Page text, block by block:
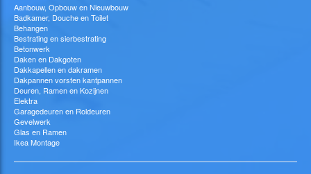
Aanbouw, Opbouw en Nieuwbouw
Badkamer, Douche en Toilet
Behangen
Bestrating en sierbestrating
Betonwerk
Daken en Dakgoten
Dakkapellen en dakramen
Dakpannen vorsten kantpannen
Deuren, Ramen en Kozijnen
Elektra
Garagedeuren en Roldeuren
Gevelwerk
Glas en Ramen
Ikea Montage